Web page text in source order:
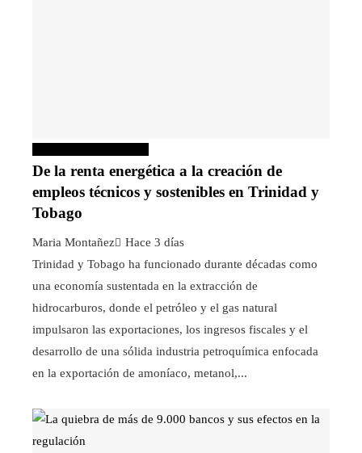
De la renta energética a la creación de
empleos técnicos y sostenibles en Trinidad y
Tobago
Maria Montañez
Hace 3 días
Trinidad y Tobago ha funcionado durante décadas como
una economía sustentada en la extracción de
hidrocarburos, donde el petróleo y el gas natural
impulsaron las exportaciones, los ingresos fiscales y el
desarrollo de una sólida industria petroquímica enfocada
en la exportación de amoníaco, metanol,...